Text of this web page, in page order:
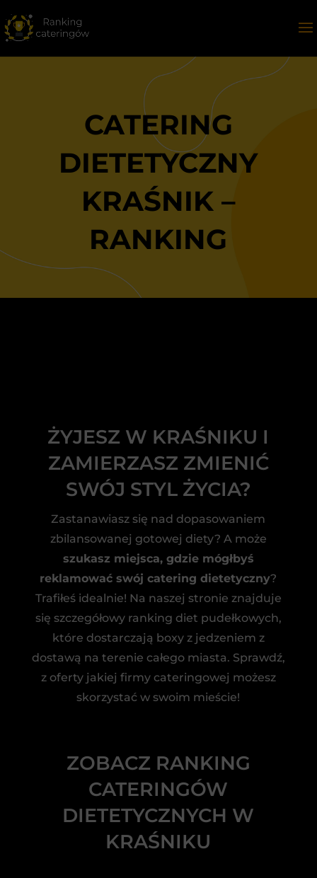
CATERING
DIETETYCZNY
KRAŚNIK –
RANKING
ŻYJESZ W KRAŚNIKU I
ZAMIERZASZ ZMIENIĆ
SWÓJ STYL ŻYCIA?
Zastanawiasz się nad dopasowaniem
zbilansowanej gotowej diety? A może
szukasz miejsca, gdzie mógłbyś
reklamować swój catering dietetyczny?
Trafiłeś idealnie! Na naszej stronie znajduje
się szczegółowy ranking diet pudełkowych,
które dostarczają boxy z jedzeniem z
dostawą na terenie całego miasta. Sprawdź,
z oferty jakiej firmy cateringowej możesz
skorzystać w swoim mieście!
ZOBACZ RANKING
CATERINGÓW
DIETETYCZNYCH W
KRAŚNIKU